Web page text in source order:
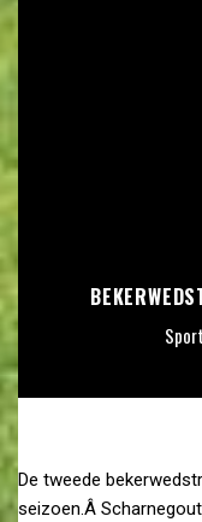
De tweede
seizoen.Â